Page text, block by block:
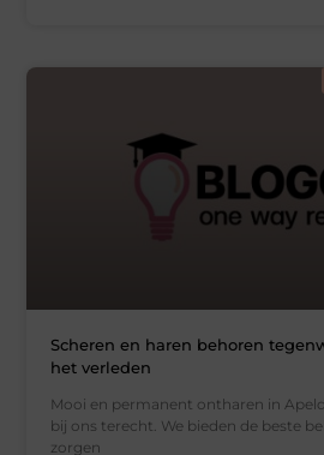
Scheren en haren behoren
het verleden
Mooi en permanent ontharen in
bij ons terecht. We bieden de beste
zorgen